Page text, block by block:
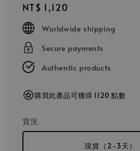
Regular
price
NT$ 1,120
Worldwide shipping
Secure payments
Authentic products
購買此產品可獲得 1120 點數
貨況
現貨（2-3天）